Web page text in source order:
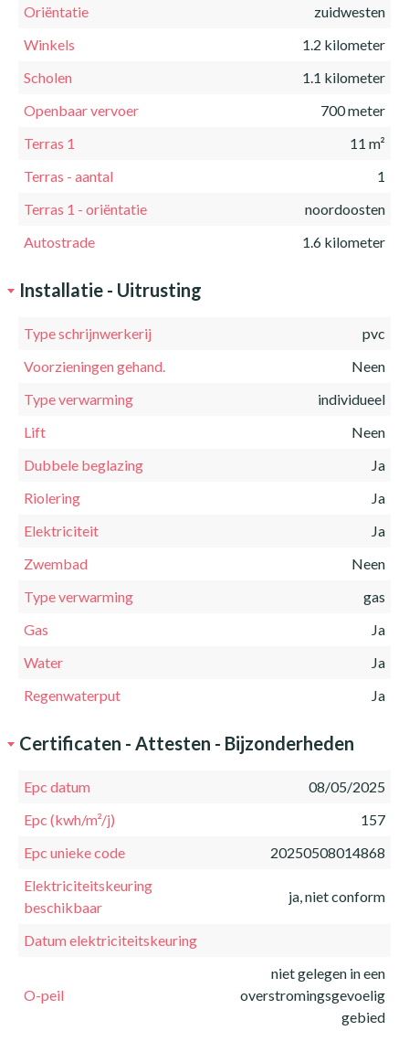
Oriëntatie
zuidwesten
Winkels
1.2 kilometer
Scholen
1.1 kilometer
Openbaar vervoer
700 meter
Terras 1
11 m²
Terras - aantal
1
Terras 1 - oriëntatie
noordoosten
Autostrade
1.6 kilometer
Installatie - Uitrusting
Type schrijnwerkerij
pvc
Voorzieningen gehand.
Neen
Type verwarming
individueel
Lift
Neen
Dubbele beglazing
Ja
Riolering
Ja
Elektriciteit
Ja
Zwembad
Neen
Type verwarming
gas
Gas
Ja
Water
Ja
Regenwaterput
Ja
Certificaten - Attesten - Bijzonderheden
Epc datum
08/05/2025
Epc (kwh/m²/j)
157
Epc unieke code
20250508014868
Elektriciteitskeuring
beschikbaar
ja, niet conform
Datum elektriciteitskeuring
O-peil
niet gelegen in een
overstromingsgevoelig
gebied